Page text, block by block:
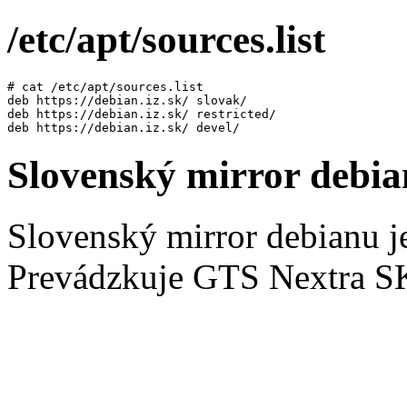
/etc/apt/sources.list
# cat /etc/apt/sources.list
deb https://debian.iz.sk/ slovak/
deb https://debian.iz.sk/ restricted/
Slovenský mirror
Slovenský mirror debianu
Prevádzkuje GTS Nextra